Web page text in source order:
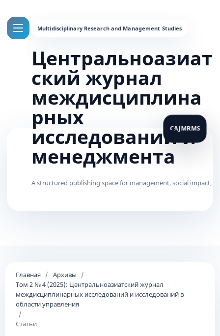
Центральноазиат
ский журнал
междисциплина
рных
исследований и
менеджмента
Главная / Архивы
/
Том 2 № 4 (2025): Центральноазиатский журнал
междисциплинарных исследований и исследований в
области управления
/
Статьи